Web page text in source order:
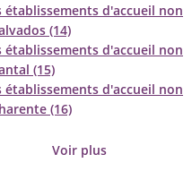
établissements d'accueil non
(14)
établissements d'accueil non
(15)
établissements d'accueil non
(16)
Voir plus